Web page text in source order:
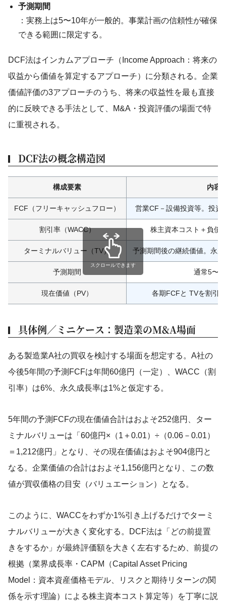
予測期間
：実務上は5〜10年が一般的。事業計画の信頼性が確保
できる範囲に限定する。
DCF法はインカムアプローチ（Income Approach：将来の
収益から価値を算定するアプローチ）に分類される。企業
価値評価の3アプローチのうち、将来の収益性を最も直接
的に反映できる手法として、M&A・投資評価の場面で特
に重視される。
DCF法の概念構造図
構成要素 内容
FCF（フリーキャッシュフロー） 営業CF－設備投資等。投資
割引率（WACC） 株主資本コスト＋負債
ターミナルバリュー（TV） 予測期間後の継続価値。永
予測期間 通常5〜
現在価値（PV） 各期FCFと TVを割引
スクロールできます
具体例／ミニケース：製造業のM&A場面
ある製造業A社の買収を検討する場面を想定する。A社の
今後5年間の予測FCFは年間60億円（一定）、WACC（割
引率）は6%、永久成長率は1%と仮定する。
5年間の予測FCFの現在価値合計はおよそ252億円、ター
ミナルバリューは「60億円×（1＋0.01）÷（0.06－0.01）
＝1,212億円」となり、その現在価値はおよそ904億円と
なる。企業価値の合計はおよそ1,156億円となり、この数
値が買収価格の目安（バリュエーション）となる。
このように、WACCをわずか1%引き上げるだけでターミ
ナルバリューが大きく変化する。DCF法は「どの前提置
きをするか」が最終評価額を大きく左右するため、前提の
根拠（業界成長率・CAPM（Capital Asset Pricing
Model：資本資産価格モデル、リスクと期待リターンの関
係を示す理論）による株主資本コスト算定等）を丁寧に説